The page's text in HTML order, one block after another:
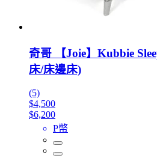
奇哥 【Joie】Kubbie
床/床邊床)
(5)
$4,500
$6,200
P幣